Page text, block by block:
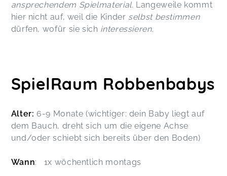
ansprechendem Spielmaterial. Langeweile kommt
hier nicht auf, weil die Kinder selbst bestimmen
dürfen, wofür sie sich interessieren.
SpielRaum Robbenbabys
Alter: 6-9 Monate (wichtiger: dein Baby liegt auf
dem Bauch, dreht sich um die eigene Achse
und/oder schiebt sich bereits über den Boden)
Wann: 1x wöchentlich montags